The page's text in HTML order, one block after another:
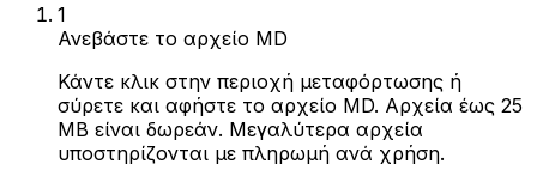
1
Ανεβάστε το αρχείο MD
Κάντε κλικ στην περιοχή μεταφόρτωσης ή
σύρετε και αφήστε το αρχείο MD. Αρχεία έως 25
MB είναι δωρεάν. Μεγαλύτερα αρχεία
υποστηρίζονται με πληρωμή ανά χρήση.